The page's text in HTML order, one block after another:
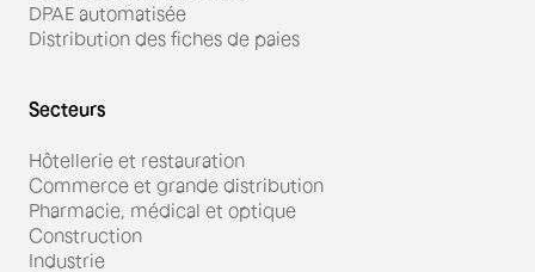
DPAE automatisée
Distribution des fiches de paies
Secteurs
Hôtellerie et restauration
Commerce et grande distribution
Pharmacie, médical et optique
Construction
Industrie